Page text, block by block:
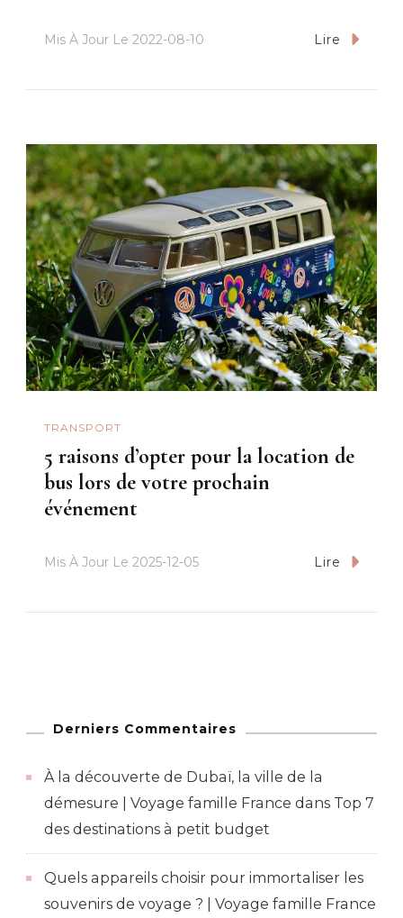
Mis À Jour Le 2022-08-10 Lire
TRANSPORT
5 raisons d’opter pour la location de
bus lors de votre prochain
événement
Mis À Jour Le 2025-12-05 Lire
Derniers Commentaires
À la découverte de Dubaï, la ville de la
démesure | Voyage famille France dans Top 7
des destinations à petit budget
Quels appareils choisir pour immortaliser les
souvenirs de voyage ? | Voyage famille France